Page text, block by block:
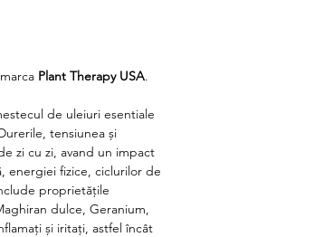
Plant Therapy USA.
de uleiuri esentiale
tensiunea și
zi cu zi, avand un impact
energiei fizice, ciclurilor de
proprietățile
dulce, Geranium,
și iritați, astfel încât